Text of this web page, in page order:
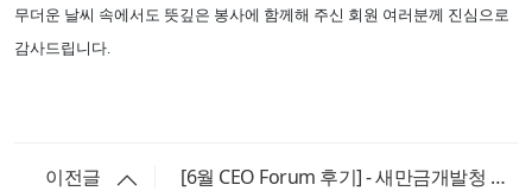
무더운 날씨 속에서도 뜻깊은 봉사에 함께해 주신 회원 여러분께 진심으로
감사드립니다.
이전글 [6월 CEO Forum 후기] - 새만금개발청 공동 개최